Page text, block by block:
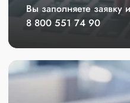
Вы заполняете заявку
8 800 551 74 90